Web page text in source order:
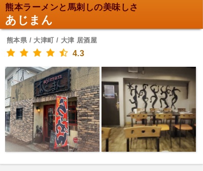
熊本ラーメンと馬刺しの美味しさ
あじまん
熊本県 / 大津町 / 大津 居酒屋
4.3